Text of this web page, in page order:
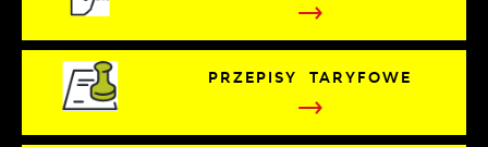
PRZEPISY TARYFOWE